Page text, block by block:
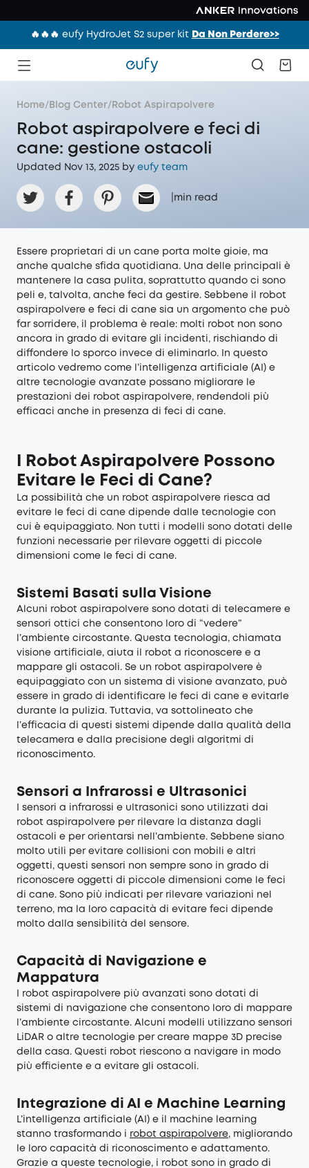
🔥🔥🔥 eufy HydroJet S2 super kit Da Non Perdere>>
Home/ Blog Center/ Robot Aspirapolvere
Robot aspirapolvere e feci di
cane: gestione ostacoli
Updated Nov 13, 2025 by eufy team
min read
Essere proprietari di un cane porta molte gioie, ma
anche qualche sfida quotidiana. Una delle principali è
mantenere la casa pulita, soprattutto quando ci sono
peli e, talvolta, anche feci da gestire. Sebbene il robot
aspirapolvere e feci di cane sia un argomento che può
far sorridere, il problema è reale: molti robot non sono
ancora in grado di evitare gli incidenti, rischiando di
diffondere lo sporco invece di eliminarlo. In questo
articolo vedremo come l’intelligenza artificiale (AI) e
altre tecnologie avanzate possano migliorare le
prestazioni dei robot aspirapolvere, rendendoli più
efficaci anche in presenza di feci di cane.
I Robot Aspirapolvere Possono
Evitare le Feci di Cane?
La possibilità che un robot aspirapolvere riesca ad
evitare le feci di cane dipende dalle tecnologie con
cui è equipaggiato. Non tutti i modelli sono dotati delle
funzioni necessarie per rilevare oggetti di piccole
dimensioni come le feci di cane.
Sistemi Basati sulla Visione
Alcuni robot aspirapolvere sono dotati di telecamere e
sensori ottici che consentono loro di “vedere”
l’ambiente circostante. Questa tecnologia, chiamata
visione artificiale, aiuta il robot a riconoscere e a
mappare gli ostacoli. Se un robot aspirapolvere è
equipaggiato con un sistema di visione avanzato, può
essere in grado di identificare le feci di cane e evitarle
durante la pulizia. Tuttavia, va sottolineato che
l’efficacia di questi sistemi dipende dalla qualità della
telecamera e dalla precisione degli algoritmi di
riconoscimento.
Sensori a Infrarossi e Ultrasonici
I sensori a infrarossi e ultrasonici sono utilizzati dai
robot aspirapolvere per rilevare la distanza dagli
ostacoli e per orientarsi nell’ambiente. Sebbene siano
molto utili per evitare collisioni con mobili e altri
oggetti, questi sensori non sempre sono in grado di
riconoscere oggetti di piccole dimensioni come le feci
di cane. Sono più indicati per rilevare variazioni nel
terreno, ma la loro capacità di evitare feci dipende
molto dalla sensibilità del sensore.
Capacità di Navigazione e
Mappatura
I robot aspirapolvere più avanzati sono dotati di
sistemi di navigazione che consentono loro di mappare
l’ambiente circostante. Alcuni modelli utilizzano sensori
LiDAR o altre tecnologie per creare mappe 3D precise
della casa. Questi robot riescono a navigare in modo
più efficiente e a evitare gli ostacoli.
Integrazione di AI e Machine Learning
L’intelligenza artificiale (AI) e il machine learning
stanno trasformando i robot aspirapolvere, migliorando
le loro capacità di riconoscimento e adattamento.
Grazie a queste tecnologie, i robot sono in grado di